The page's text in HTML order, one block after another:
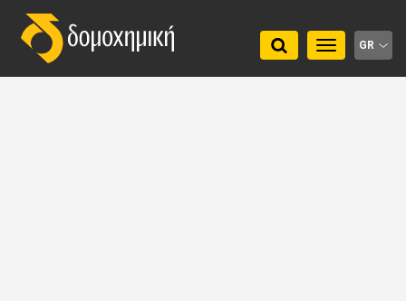
Toggle
navigation
GR